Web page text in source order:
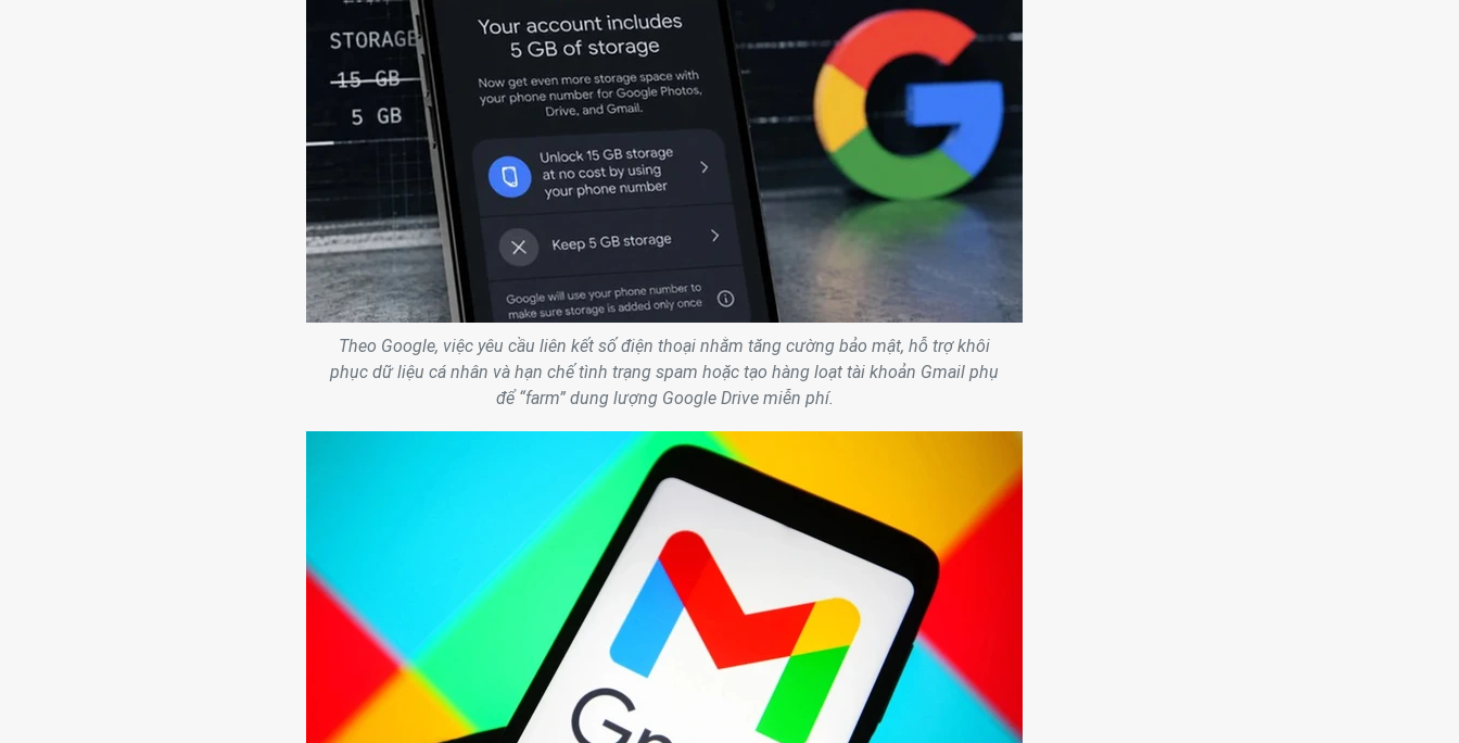
Theo Google, việc yêu cầu liên kết số điện thoại nhằm tăng cường bảo mật, hỗ trợ khôi
phục dữ liệu cá nhân và hạn chế tình trạng spam hoặc tạo hàng loạt tài khoản Gmail phụ
để “farm” dung lượng Google Drive miễn phí.